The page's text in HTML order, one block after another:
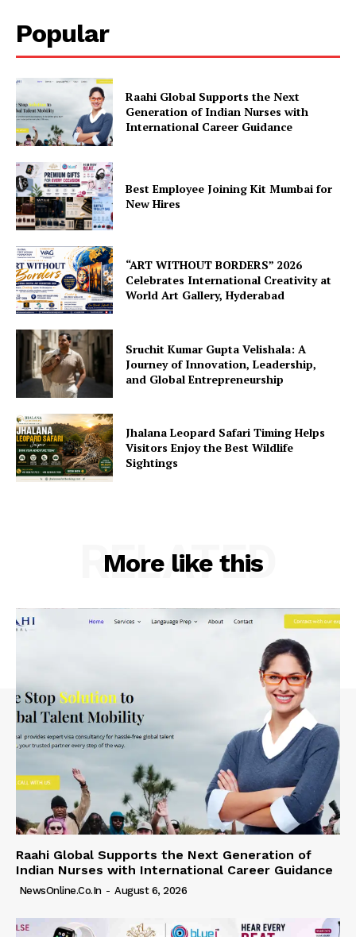
Popular
Raahi Global Supports the Next
Generation of Indian Nurses with
International Career Guidance
Best Employee Joining Kit Mumbai for
New Hires
“ART WITHOUT BORDERS” 2026
Celebrates International Creativity at
World Art Gallery, Hyderabad
Sruchit Kumar Gupta Velishala: A
Journey of Innovation, Leadership,
and Global Entrepreneurship
Jhalana Leopard Safari Timing Helps
Visitors Enjoy the Best Wildlife
Sightings
More like this
RELATED
Raahi Global Supports the Next Generation of
Indian Nurses with International Career Guidance
NewsOnline.co.in - August 6, 2026